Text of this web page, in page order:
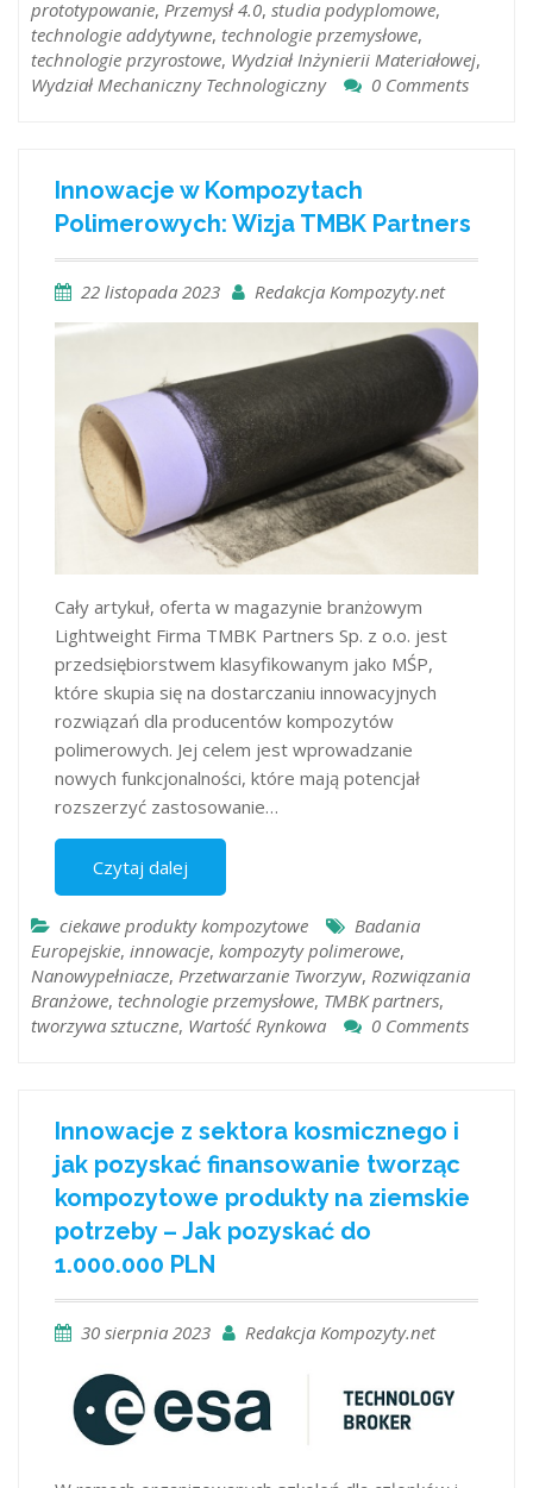
prototypowanie, Przemysł 4.0, studia podyplomowe,
technologie addytywne, technologie przemysłowe,
technologie przyrostowe, Wydział Inżynierii Materiałowej,
Wydział Mechaniczny Technologiczny
0 Comments
Innowacje w Kompozytach
Polimerowych: Wizja TMBK Partners
22 listopada 2023 Redakcja Kompozyty.net
Cały artykuł, oferta w magazynie branżowym
Lightweight Firma TMBK Partners Sp. z o.o. jest
przedsiębiorstwem klasyfikowanym jako MŚP,
które skupia się na dostarczaniu innowacyjnych
rozwiązań dla producentów kompozytów
polimerowych. Jej celem jest wprowadzanie
nowych funkcjonalności, które mają potencjał
rozszerzyć zastosowanie…
Czytaj dalej
ciekawe produkty kompozytowe
Badania
Europejskie, innowacje, kompozyty polimerowe,
Nanowypełniacze, Przetwarzanie Tworzyw, Rozwiązania
Branżowe, technologie przemysłowe, TMBK partners,
tworzywa sztuczne, Wartość Rynkowa 0 Comments
Innowacje z sektora kosmicznego i
jak pozyskać finansowanie tworząc
kompozytowe produkty na ziemskie
potrzeby – Jak pozyskać do
1.000.000 PLN
30 sierpnia 2023 Redakcja Kompozyty.net